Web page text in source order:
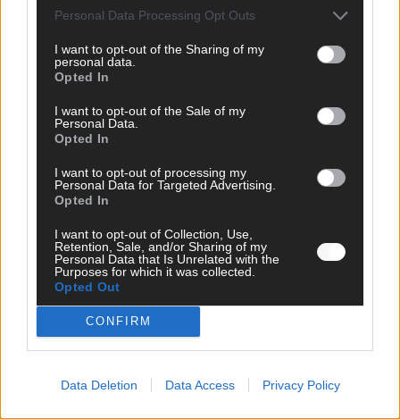
Personal Data Processing Opt Outs
I want to opt-out of the Sharing of my
personal data.
Opted In
I want to opt-out of the Sale of my
Personal Data.
Opted In
I want to opt-out of processing my
Personal Data for Targeted Advertising.
Opted In
I want to opt-out of Collection, Use,
Retention, Sale, and/or Sharing of my
Personal Data that Is Unrelated with the
Purposes for which it was collected.
Opted Out
CONFIRM
Data Deletion Data Access Privacy Policy
WERBE BEI UNS!